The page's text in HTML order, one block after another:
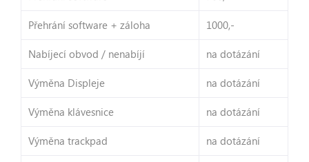
Přehrání software + záloha 1000,-
Nabíjecí obvod / nenabíjí na dotázání
Výměna Displeje na dotázání
Výměna klávesnice na dotázání
Výměna trackpad na dotázání